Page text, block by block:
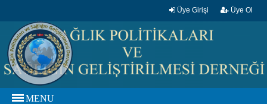
Üye Girişi Üye Ol
MENU